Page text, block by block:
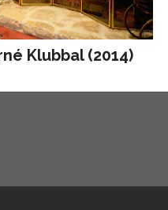
Klubbal (2014)